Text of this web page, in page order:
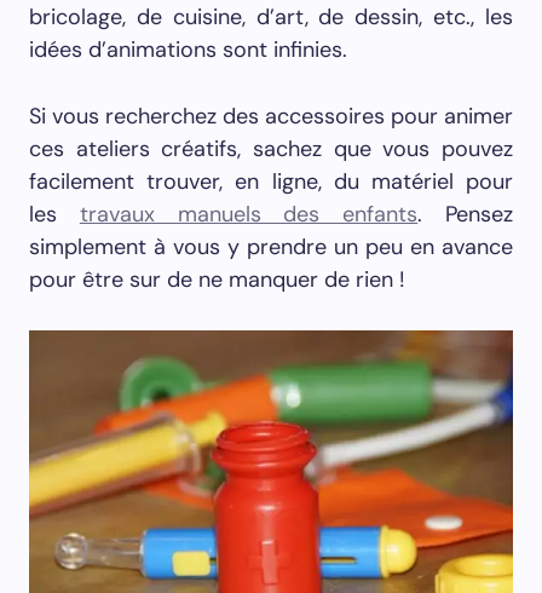
bricolage, de cuisine, d’art, de dessin, etc., les
idées d’animations sont infinies.
Si vous recherchez des accessoires pour animer
ces ateliers créatifs, sachez que vous pouvez
facilement trouver, en ligne, du matériel pour
les travaux manuels des enfants. Pensez
simplement à vous y prendre un peu en avance
pour être sur de ne manquer de rien !